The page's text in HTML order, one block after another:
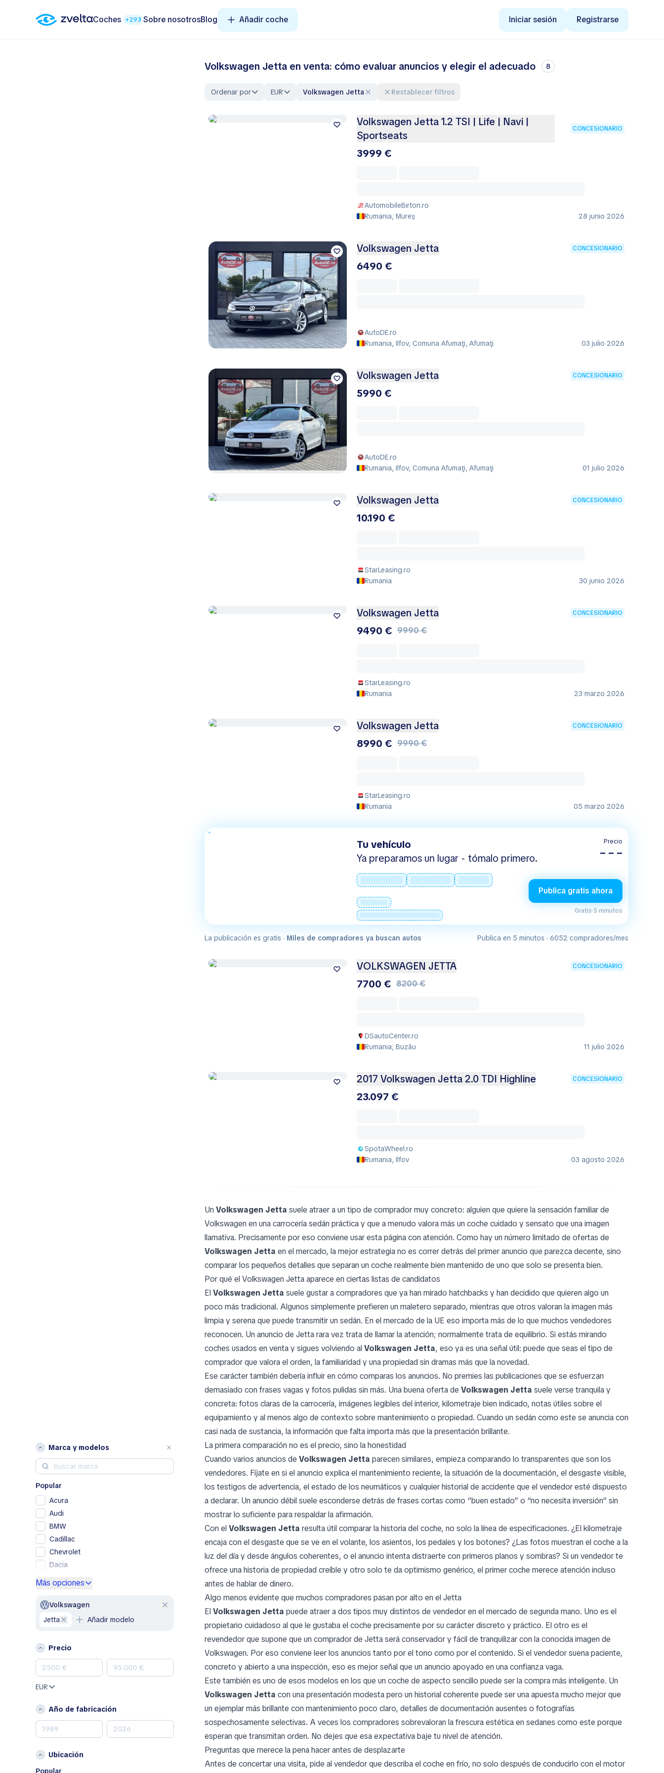
Coches +293 Sobre nosotrosBlog Añadir coche Iniciar sesión Registrarse
Marca y modelos
Popular
Acura
Audi
BMW
Cadillac
Chevrolet
Dacia
GMC
Honda
Land Rover
Mercedes-Benz
MINI
Nissan
Peugeot
Porsche
Más opciones
Volkswagen
Jetta
Añadir modelo
Precio
EUR
Año de fabricación
Ubicación
Popular
Volkswagen Jetta en venta: cómo evaluar anuncios y elegir el adecuado 8
Ordenar por EUR Volkswagen Jetta Restablecer filtros
Volkswagen Jetta 1.2 TSI | Life | Navi |
Sportseats
CONCESIONARIO
3999 €
AutomobileBirton.ro
Rumania, Mureș
28 junio 2026
Volkswagen Jetta CONCESIONARIO
6490 €
AutoDE.ro
Rumania, Ilfov, Comuna Afumaţi, Afumaţi
03 julio 2026
Volkswagen Jetta CONCESIONARIO
5990 €
AutoDE.ro
Rumania, Ilfov, Comuna Afumaţi, Afumaţi
01 julio 2026
Volkswagen Jetta CONCESIONARIO
10.190 €
StarLeasing.ro
Rumania
30 junio 2026
Volkswagen Jetta CONCESIONARIO
9490 € 9990 €
StarLeasing.ro
Rumania
23 marzo 2026
Volkswagen Jetta CONCESIONARIO
8990 € 9990 €
StarLeasing.ro
Rumania
05 marzo 2026
Tu vehículo
Ya preparamos un lugar - tómalo primero.
Precio
– – –
Publica gratis ahora
Gratis·5 minutos
La publicación es gratis · Miles de compradores ya buscan autos Publica en 5 minutos · 6052 compradores/mes
VOLKSWAGEN JETTA CONCESIONARIO
7700 € 8200 €
DSautoCenter.ro
Rumania, Buzău
11 julio 2026
2017 Volkswagen Jetta 2.0 TDI Highline CONCESIONARIO
23.097 €
SpotaWheel.ro
Rumania, Ilfov
03 agosto 2026
Un Volkswagen Jetta suele atraer a un tipo de comprador muy concreto: alguien que quiere la sensación familiar de
Volkswagen en una carrocería sedán práctica y que a menudo valora más un coche cuidado y sensato que una imagen
llamativa. Precisamente por eso conviene usar esta página con atención. Como hay un número limitado de ofertas de
Volkswagen Jetta en el mercado, la mejor estrategia no es correr detrás del primer anuncio que parezca decente, sino
comparar los pequeños detalles que separan un coche realmente bien mantenido de uno que solo se presenta bien.
Por qué el Volkswagen Jetta aparece en ciertas listas de candidatos
El Volkswagen Jetta suele gustar a compradores que ya han mirado hatchbacks y han decidido que quieren algo un
poco más tradicional. Algunos simplemente prefieren un maletero separado, mientras que otros valoran la imagen más
limpia y serena que puede transmitir un sedán. En el mercado de la UE eso importa más de lo que muchos vendedores
reconocen. Un anuncio de Jetta rara vez trata de llamar la atención; normalmente trata de equilibrio. Si estás mirando
coches usados en venta y sigues volviendo al Volkswagen Jetta, eso ya es una señal útil: puede que seas el tipo de
comprador que valora el orden, la familiaridad y una propiedad sin dramas más que la novedad.
Ese carácter también debería influir en cómo comparas los anuncios. No premies las publicaciones que se esfuerzan
demasiado con frases vagas y fotos pulidas sin más. Una buena oferta de Volkswagen Jetta suele verse tranquila y
concreta: fotos claras de la carrocería, imágenes legibles del interior, kilometraje bien indicado, notas útiles sobre el
equipamiento y al menos algo de contexto sobre mantenimiento o propiedad. Cuando un sedán como este se anuncia con
casi nada de sustancia, la información que falta importa más que la presentación brillante.
La primera comparación no es el precio, sino la honestidad
Cuando varios anuncios de Volkswagen Jetta parecen similares, empieza comparando lo transparentes que son los
vendedores. Fíjate en si el anuncio explica el mantenimiento reciente, la situación de la documentación, el desgaste visible,
los testigos de advertencia, el estado de los neumáticos y cualquier historial de accidente que el vendedor esté dispuesto
a declarar. Un anuncio débil suele esconderse detrás de frases cortas como “buen estado” o “no necesita inversión” sin
mostrar lo suficiente para respaldar la afirmación.
Con el Volkswagen Jetta resulta útil comparar la historia del coche, no solo la línea de especificaciones. ¿El kilometraje
encaja con el desgaste que se ve en el volante, los asientos, los pedales y los botones? ¿Las fotos muestran el coche a la
luz del día y desde ángulos coherentes, o el anuncio intenta distraerte con primeros planos y sombras? Si un vendedor te
ofrece una historia de propiedad creíble y otro solo te da optimismo genérico, el primer coche merece atención incluso
antes de hablar de dinero.
Algo menos evidente que muchos compradores pasan por alto en el Jetta
El Volkswagen Jetta puede atraer a dos tipos muy distintos de vendedor en el mercado de segunda mano. Uno es el
propietario cuidadoso al que le gustaba el coche precisamente por su carácter discreto y práctico. El otro es el
revendedor que supone que un comprador de Jetta será conservador y fácil de tranquilizar con la conocida imagen de
Volkswagen. Por eso conviene leer los anuncios tanto por el tono como por el contenido. Si el vendedor suena paciente,
concreto y abierto a una inspección, eso es mejor señal que un anuncio apoyado en una confianza vaga.
Este también es uno de esos modelos en los que un coche de aspecto sencillo puede ser la compra más inteligente. Un
Volkswagen Jetta con una presentación modesta pero un historial coherente puede ser una apuesta mucho mejor que
un ejemplar más brillante con mantenimiento poco claro, detalles de documentación ausentes o fotografías
sospechosamente selectivas. A veces los compradores sobrevaloran la frescura estética en sedanes como este porque
esperan que transmitan orden. No dejes que esa expectativa baje tu nivel de atención.
Preguntas que merece la pena hacer antes de desplazarte
Antes de concertar una visita, pide al vendedor que describa el coche en frío, no solo después de conducirlo con el motor